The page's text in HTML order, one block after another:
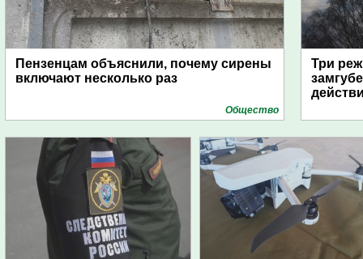
Пензенцам объяснили, почему сирены
включают несколько раз
Общество
Три